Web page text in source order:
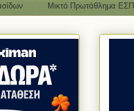
Μικτό Πρωτάθλημα